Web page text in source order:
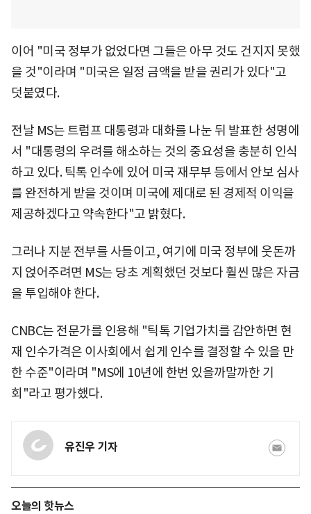
이어 "미국 정부가 없었다면 그들은 아무 것도 건지지 못했
을 것"이라며 "미국은 일정 금액을 받을 권리가 있다"고
덧붙였다.
전날 MS는 트럼프 대통령과 대화를 나눈 뒤 발표한 성명에
서 "대통령의 우려를 해소하는 것의 중요성을 충분히 인식
하고 있다. 틱톡 인수에 있어 미국 재무부 등에서 안보 심사
를 완전하게 받을 것이며 미국에 제대로 된 경제적 이익을
제공하겠다고 약속한다"고 밝혔다.
그러나 지분 전부를 사들이고, 여기에 미국 정부에 웃돈까
지 얹어주려면 MS는 당초 계획했던 것보다 훨씬 많은 자금
을 투입해야 한다.
CNBC는 전문가를 인용해 "틱톡 기업가치를 감안하면 현
재 인수가격은 이사회에서 쉽게 인수를 결정할 수 있을 만
한 수준"이라며 "MS에 10년에 한번 있을까말까한 기
회"라고 평가했다.
유진우 기자
오늘의 핫뉴스